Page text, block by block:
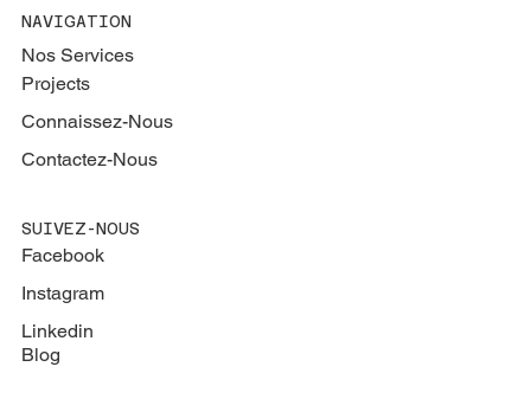
NAVIGATION
Nos Services
Projects
Connaissez-Nous
Contactez-Nous
SUIVEZ-NOUS
Facebook
Instagram
Linkedin
Blog